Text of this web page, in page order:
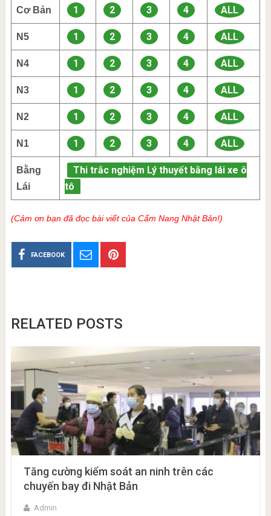
Cơ Bản 1 2 3 4 ALL
N5 1 2 3 4 ALL
N4 1 2 3 4 ALL
N3 1 2 3 4 ALL
N2 1 2 3 4 ALL
N1 1 2 3 4 ALL
Bằng
Lái
Thi trắc nghiệm Lý thuyết bằng lái xe ô
tô
(Cảm ơn bạn đã đọc bài viết của Cẩm Nang Nhật Bản!)
FACEBOOK
RELATED POSTS
Tăng cường kiểm soát an ninh trên các
chuyến bay đi Nhật Bản
Admin